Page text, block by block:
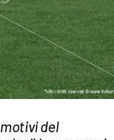
del